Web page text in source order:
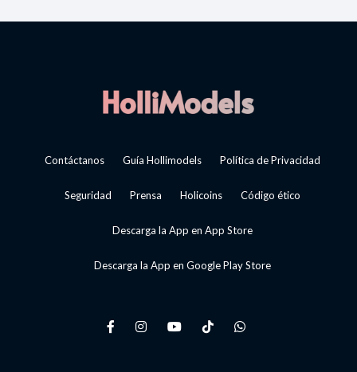
Contáctanos Guía Hollimodels Política de Privacidad
Seguridad Prensa Holicoins Código ético
Descarga la App en App Store
Descarga la App en Google Play Store